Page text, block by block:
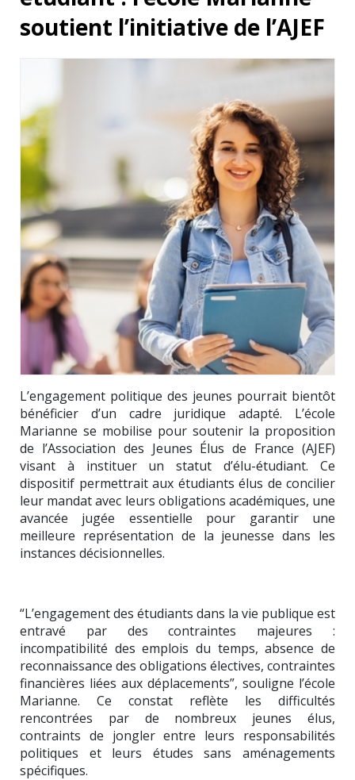
soutient l’initiative de l’AJEF
L’engagement politique des jeunes pourrait bientôt
bénéficier d’un cadre juridique adapté. L’école
Marianne se mobilise pour soutenir la proposition
de l’Association des Jeunes Élus de France (AJEF)
visant à instituer un statut d’élu-étudiant. Ce
dispositif permettrait aux étudiants élus de concilier
leur mandat avec leurs obligations académiques, une
avancée jugée essentielle pour garantir une
meilleure représentation de la jeunesse dans les
instances décisionnelles.
“L’engagement des étudiants dans la vie publique est
entravé par des contraintes majeures :
incompatibilité des emplois du temps, absence de
reconnaissance des obligations électives, contraintes
financières liées aux déplacements”, souligne l’école
Marianne. Ce constat reflète les difficultés
rencontrées par de nombreux jeunes élus,
contraints de jongler entre leurs responsabilités
politiques et leurs études sans aménagements
spécifiques.